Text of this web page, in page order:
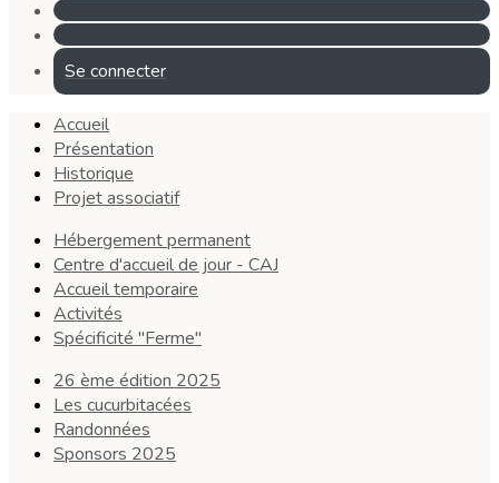
Se connecter
Accueil
Présentation
Historique
Projet associatif
Hébergement permanent
Centre d'accueil de jour - CAJ
Accueil temporaire
Activités
Spécificité "Ferme"
26 ème édition 2025
Les cucurbitacées
Randonnées
Sponsors 2025